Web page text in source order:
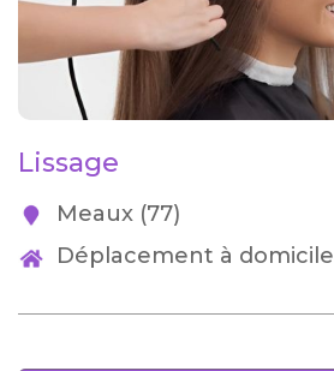
Lissage
Meaux (77)
Déplacement à domicile